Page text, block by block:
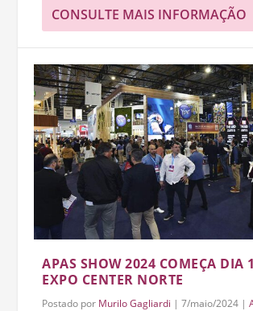
CONSULTE MAIS INFORMAÇÃO
APAS SHOW 2024 COMEÇA DIA
EXPO CENTER NORTE
Postado por Murilo Gagliardi |7/maio/2024 |